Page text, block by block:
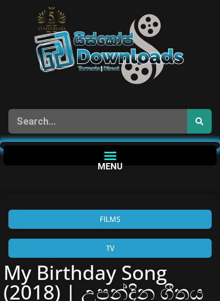
MENU
FILMS
TV
My Birthday Song
(2018) | උපන්දින ගීතය